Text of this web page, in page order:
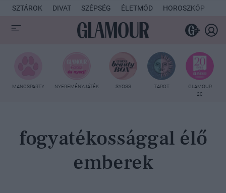
SZTÁROK DIVAT SZÉPSÉG ÉLETMÓD HOROSZKÓP
MANCSPARTY NYEREMÉNYJÁTÉK SYOSS TAROT
GLAMOUR
20
fogyatékossággal élő
emberek